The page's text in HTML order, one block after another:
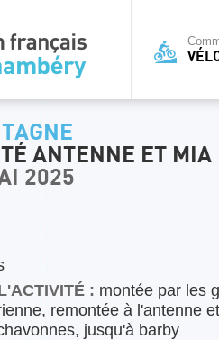
ANTENNE ET MIA
2025
: montée par les
remontée à l'antenne
jusqu'à barby